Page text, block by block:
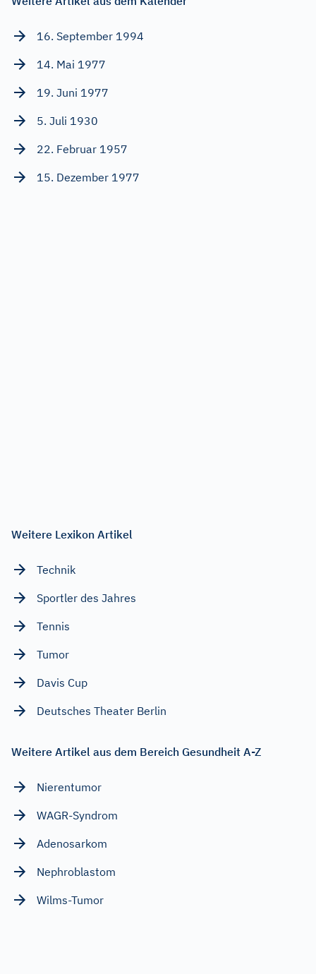
16. September 1994
14. Mai 1977
19. Juni 1977
5. Juli 1930
22. Februar 1957
15. Dezember 1977
Weitere Lexikon Artikel
Technik
Sportler des Jahres
Tennis
Tumor
Davis Cup
Deutsches Theater Berlin
Weitere Artikel aus dem Bereich Gesundheit A-Z
Nierentumor
WAGR-Syndrom
Adenosarkom
Nephroblastom
Wilms-Tumor